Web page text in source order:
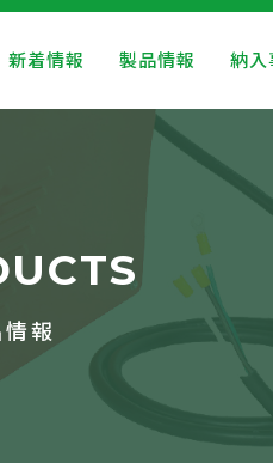
新着情報 製品情報 納入
報